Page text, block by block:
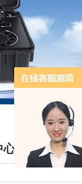
心
CENTER